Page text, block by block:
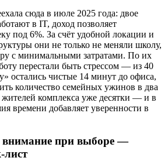
сюда в июле 2025 года: двое
в IT, доход позволяет
под 6%. За счёт удобной локации и
они не только не меняли школу,
с минимальными затратами. По их
перестали быть стрессом — из 40
остались чистые 14 минут до офиса,
количество семейных ужинов в два
жителей комплекса уже десятки — и в
времени добавляет уверенности в
при выборе —
лист